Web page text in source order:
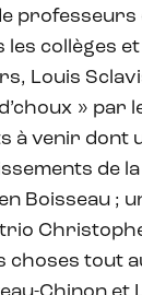
professeurs
les collèges
Louis
» par
à venir dont
de
Boisseau ;
trio
choses tout